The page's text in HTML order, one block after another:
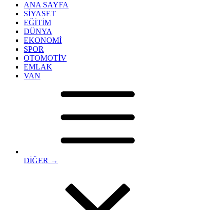
ANA SAYFA
SİYASET
EĞİTİM
DÜNYA
EKONOMİ
SPOR
OTOMOTİV
EMLAK
VAN
DİĞER →